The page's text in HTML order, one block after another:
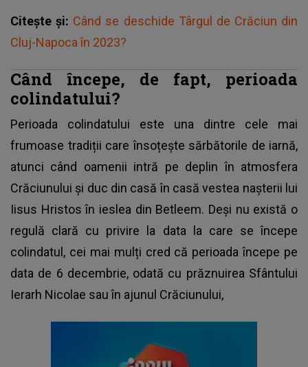
Citește și: Când se deschide Târgul de Crăciun din
Cluj-Napoca în 2023?
Când începe, de fapt, perioada
colindatului?
Perioada colindatului este una dintre cele mai
frumoase tradiții care însoțește sărbătorile de iarnă,
atunci când oamenii intră pe deplin în atmosfera
Crăciunului și duc din casă în casă vestea nașterii lui
Iisus Hristos în ieslea din Betleem. Deși nu există o
regulă clară cu privire la data la care se începe
colindatul, cei mai mulți cred că perioada începe pe
data de 6 decembrie, odată cu prăznuirea Sfântului
Ierarh Nicolae sau în ajunul Crăciunului,